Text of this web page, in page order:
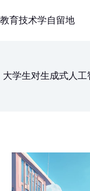
过
教育技术学自留地
大学生对生成式人